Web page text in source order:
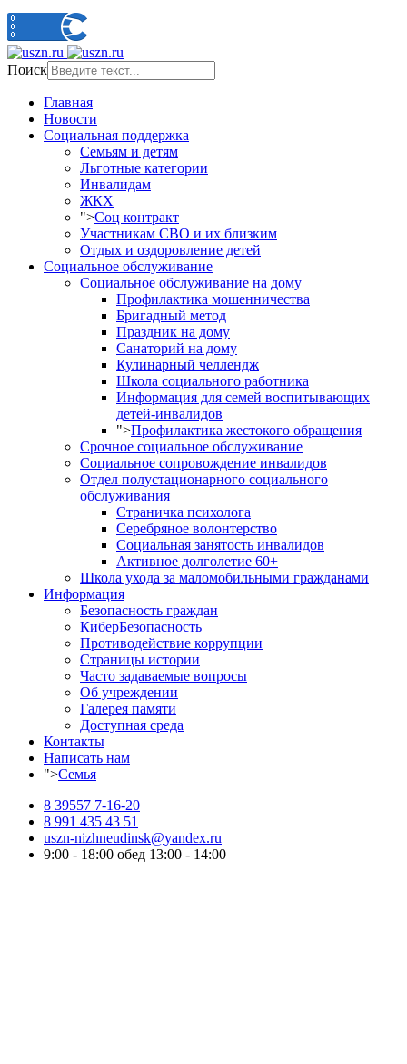
Поиск
Главная
Новости
Социальная поддержка
Семьям и детям
Льготные категории
Инвалидам
ЖКХ
">Соц контракт
Участникам СВО и их близким
Отдых и оздоровление детей
Социальное обслуживание
Социальное обслуживание на дому
Профилактика мошенничества
Бригадный метод
Праздник на дому
Санаторий на дому
Кулинарный челлендж
Школа социального работника
Информация для семей воспитывающих
детей-инвалидов
">Профилактика жестокого обращения
Срочное социальное обслуживание
Социальное сопровождение инвалидов
Отдел полустационарного социального
обслуживания
Страничка психолога
Серебряное волонтерство
Социальная занятость инвалидов
Активное долголетие 60+
Школа ухода за маломобильными гражданами
Информация
Безопасность граждан
КиберБезопасность
Противодействие коррупции
Страницы истории
Часто задаваемые вопросы
Об учреждении
Галерея памяти
Доступная среда
Контакты
Написать нам
">Семья
8 39557 7-16-20
8 991 435 43 51
uszn-nizhneudinsk@yandex.ru
9:00 - 18:00 обед 13:00 - 14:00